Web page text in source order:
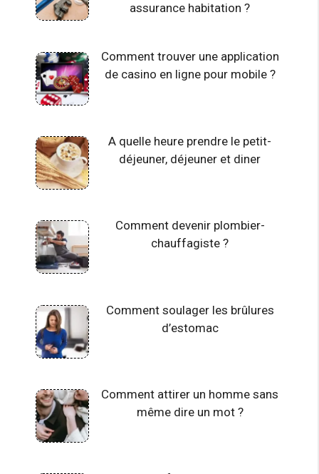
assurance habitation ?
Comment trouver une application
de casino en ligne pour mobile ?
A quelle heure prendre le petit-
déjeuner, déjeuner et diner
Comment devenir plombier-
chauffagiste ?
Comment soulager les brûlures
d’estomac
Comment attirer un homme sans
même dire un mot ?